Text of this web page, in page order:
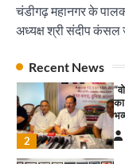
चंडीगढ़ महानगर के
अध्यक्ष श्री संदीप कंसल
Recent News
2
2